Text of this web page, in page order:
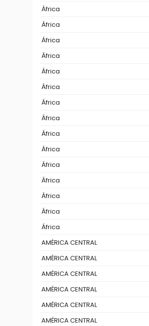
África
África
África
África
África
África
África
África
África
África
África
África
África
África
África
AMÉRICA CENTRAL
AMÉRICA CENTRAL
AMÉRICA CENTRAL
AMÉRICA CENTRAL
AMÉRICA CENTRAL
AMÉRICA CENTRAL